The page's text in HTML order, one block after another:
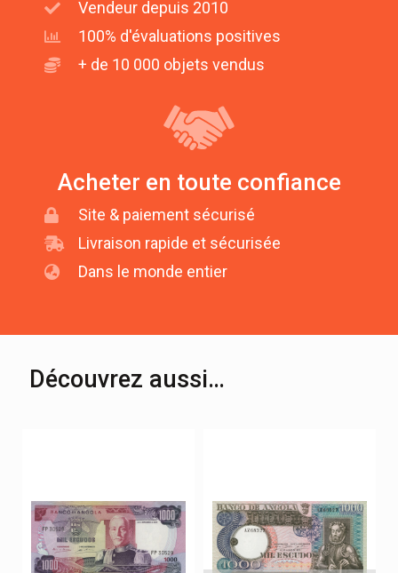
Vendeur depuis 2010
100% d'évaluations positives
+ de 10 000 objets vendus
Acheter en toute confiance
Site & paiement sécurisé
Livraison rapide et sécurisée
Dans le monde entier
Découvrez aussi…